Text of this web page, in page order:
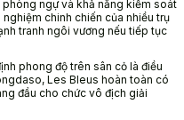
ngự và khả năng kiểm soát
chinh chiến của nhiều trụ
tranh ngôi vương nếu tiếp tục
phong độ trên sân cỏ là điều
Les Bleus hoàn toàn có
đầu cho chức vô địch giải